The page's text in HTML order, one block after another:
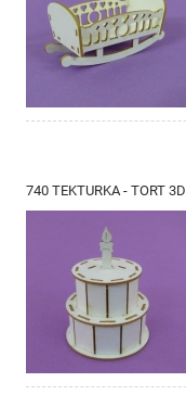
740 TEKTURKA - TORT 3D